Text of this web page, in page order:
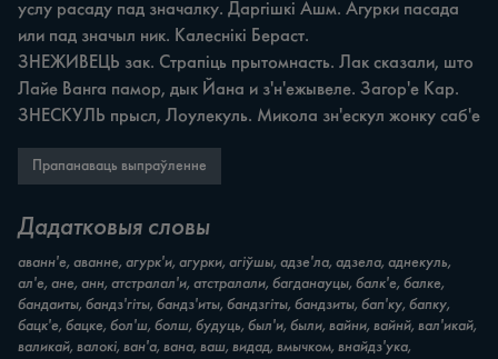
услу расаду пад значалку. Даргішкі Ашм. Агурки пасада
или пад значыл ник. Калеснікі Бераст.
ЗНЕЖИВЕЦЬ зак. Страпіць прытомнасть. Лак сказали, што
Лайе Ванга памор, дык Йана и з'н'ежывеле. Загор'е Кар.
ЗНЕСКУЛЬ прысл, Лоулекуль. Микола зн'ескул жонку саб'е
Прапанаваць выпраўленне
Дадатковыя словы
аванн'е, аванне, агурк'и, агурки, агіўшы, адзе'ла, адзела, аднекуль,
ал'е, ане, анн, атстралал'и, атстралали, багданауцы, балк'е, балке,
бандаиты, бандз'гіты, бандз'иты, бандзгіты, бандзиты, бап'ку, бапку,
бацк'е, бацке, бол'ш, болш, будуць, был'и, были, вайни, вайнй, вал'икай,
валикай, валокi, ван'а, вана, ваш, видад, вмычком, внайдз'ука,